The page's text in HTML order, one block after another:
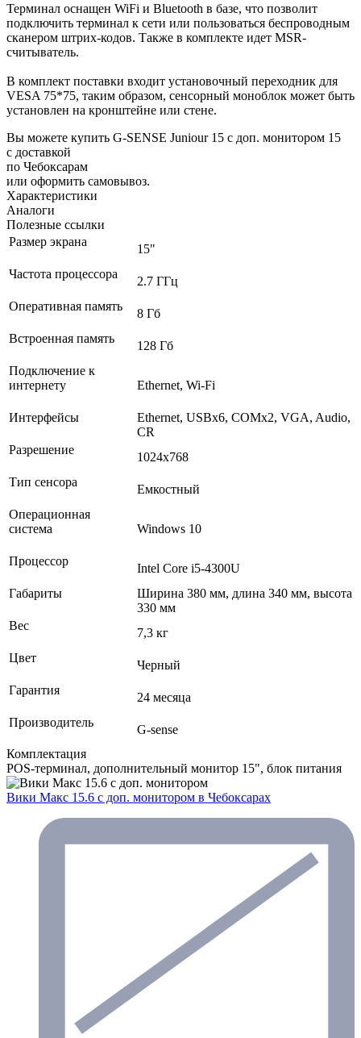
Терминал оснащен WiFi и Bluetooth в базе, что позволит
подключить терминал к сети или пользоваться беспроводным
сканером штрих-кодов. Также в комплекте идет MSR-
считыватель.
В комплект поставки входит установочный переходник для
VESA 75*75, таким образом, сенсорный моноблок может быть
установлен на кронштейне или стене.
Вы можете купить G-SENSE Juniour 15 с доп. монитором 15
с доставкой
по Чебоксарам
или оформить самовывоз.
Характеристики
Аналоги
Полезные ссылки
Размер экрана
15"
Частота процессора
2.7 ГГц
Оперативная память
8 Гб
Встроенная память
128 Гб
Подключение к
интернету
Ethernet, Wi-Fi
Интерфейсы
Ethernet, USBх6, COMх2, VGA, Audio,
CR
Разрешение
1024x768
Тип сенсора
Емкостный
Операционная
система
Windows 10
Процессор
Intel Core i5-4300U
Габариты
Ширина 380 мм, длина 340 мм, высота
330 мм
Вес
7,3 кг
Цвет
Черный
Гарантия
24 месяца
Производитель
G-sense
Комплектация
POS-терминал, дополнительный монитор 15", блок питания
Вики Макс 15.6 с доп. монитором в Чебоксарах